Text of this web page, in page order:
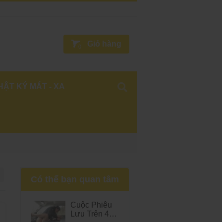
Có thể bạn quan tâm
Cuộc Phiêu
Lưu Trên 4
0 Giỏ hàng
KÝ MÁT - XA